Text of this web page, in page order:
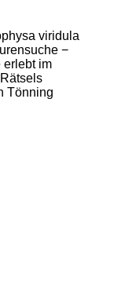
viridula
−
erlebt im
Tönning